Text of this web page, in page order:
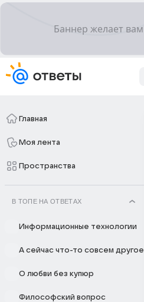
Главная
Моя лента
Пространства
В ТОПЕ НА ОТВЕТАХ
Информационные технологии
А сейчас что-то совсем другое
О любви без купюр
Философский вопрос